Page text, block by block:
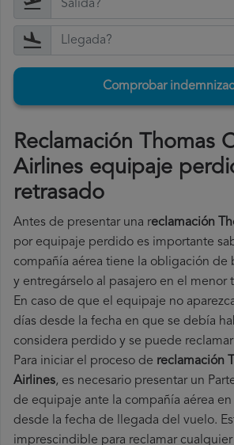
Comprobar
Reclamación Thomas
Airlines equipaje
retrasado
Antes de presentar una reclamación
por equipaje perdido es importante
compañía aérea tiene la obligación de
y entregárselo al pasajero en el menor
En caso de que el equipaje no
días desde la fecha en que se debía
considera perdido y se puede
Para iniciar el proceso de reclamación
Airlines, es necesario presentar un
de equipaje ante la compañía aérea
desde la fecha de llegada del vuelo.
imprescindible para reclamar